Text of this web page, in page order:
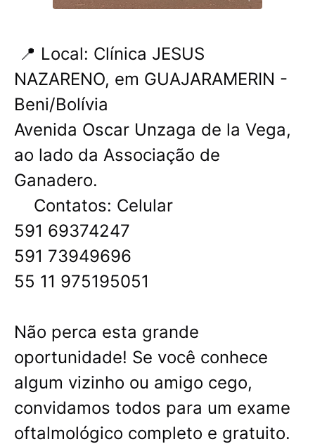
📍 Local: Clínica JESUS ​​
NAZARENO, em GUAJARAMERIN -
Beni/Bolívia
Avenida Oscar Unzaga de la Vega,
ao lado da Associação de
Ganadero.
Contatos: Celular
591 69374247
591 73949696
55 11 975195051
Não perca esta grande
oportunidade! Se você conhece
algum vizinho ou amigo cego,
convidamos todos para um exame
oftalmológico completo e gratuito.